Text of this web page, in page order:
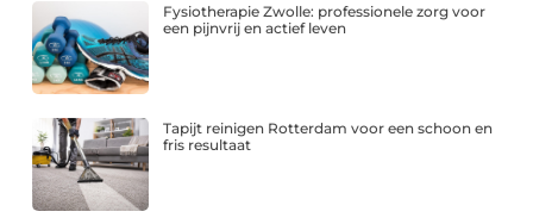
Fysiotherapie Zwolle: professionele zorg voor
een pijnvrij en actief leven
Tapijt reinigen Rotterdam voor een schoon en
fris resultaat